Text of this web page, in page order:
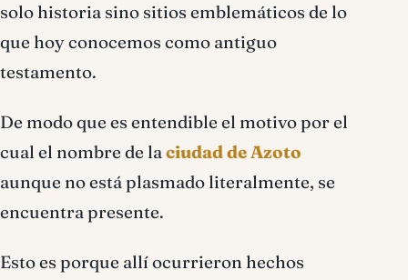
solo historia sino sitios emblemáticos de lo
que hoy conocemos como antiguo
testamento.
De modo que es entendible el motivo por el
cual el nombre de laciudad de Azoto
aunque no está plasmado literalmente, se
encuentra presente.
Esto es porque allí ocurrieron hechos